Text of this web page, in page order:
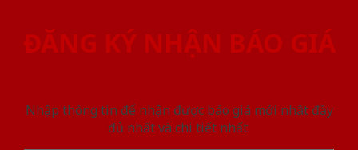
ĐĂNG KÝ NHẬN BÁO GIÁ
Nhập thông tin để nhận được báo giá mới nhât đầy
đủ nhất và chi tiết nhất.